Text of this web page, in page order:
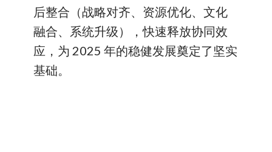
后整合（战略对齐、资源优化、文化
融合、系统升级），快速释放协同效
应，为 2025 年的稳健发展奠定了坚实
基础。